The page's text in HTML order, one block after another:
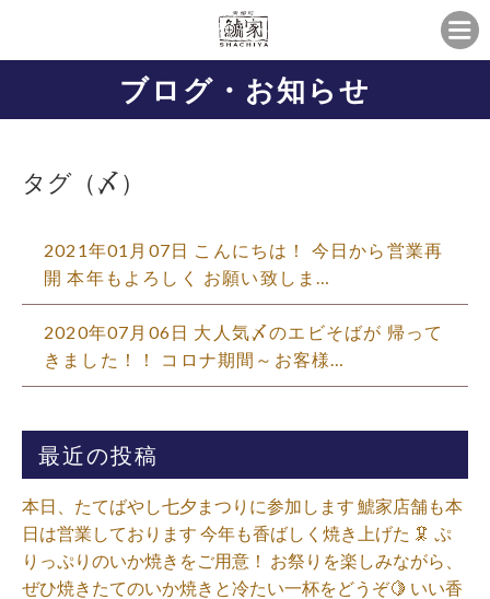
ブログ・お知らせ
タグ（〆）
2021年01月07日 こんにちは！ 今日から営業再
開 本年もよろしく お願い致しま…
2020年07月06日 大人気〆のエビそばが 帰って
きました！！ コロナ期間～お客様…
最近の投稿
本日、たてばやし七夕まつりに参加します 鯱家店舗も本
日は営業しております️ 今年も香ばしく焼き上げた 🦑 ぷ
りっぷりのいか焼きをご用意！ お祭りを楽しみながら、
ぜひ焼きたてのいか焼きと冷たい一杯をどうぞ🍋 いい香